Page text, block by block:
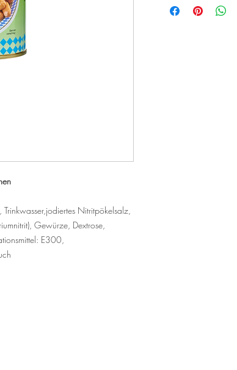
Nitritpökelsalz,
Gewürze, Dextrose,
E300,